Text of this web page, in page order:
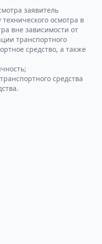
заявитель
осмотра в
вне зависимости от
транспортного
средство, а также
средства